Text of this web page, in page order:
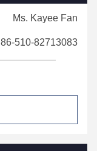
Ms. Kayee Fan
86-510-82713083